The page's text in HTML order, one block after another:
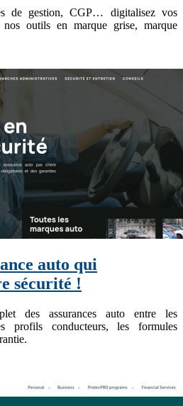
de gestion, CGP… digitalisez vos
outils en marque grise, marque
auto qui
sécurité !
des assurances auto entre les
profils conducteurs, les formules